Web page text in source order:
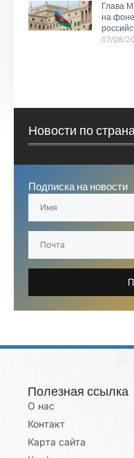
Глава
на
07/08/
Новости по
Подписка на новости
Полезная ссылка
О нас
Контакт
Карта сайта